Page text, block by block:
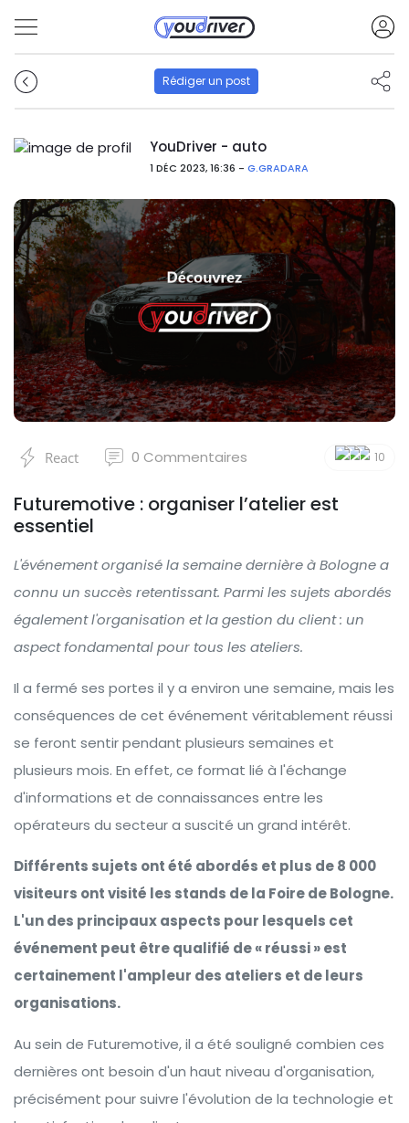
Rédiger un post
YouDriver - auto
1 DÉC 2023, 16:36 - G.GRADARA
React 0 Commentaires 10
Futuremotive : organiser l’atelier est
essentiel
L'événement organisé la semaine dernière à Bologne a
connu un succès retentissant. Parmi les sujets abordés
également l'organisation et la gestion du client : un
aspect fondamental pour tous les ateliers.
Il a fermé ses portes il y a environ une semaine, mais les
conséquences de cet événement véritablement réussi
se feront sentir pendant plusieurs semaines et
plusieurs mois. En effet, ce format lié à l'échange
d'informations et de connaissances entre les
opérateurs du secteur a suscité un grand intérêt.
Différents sujets ont été abordés et plus de 8 000
visiteurs ont visité les stands de la Foire de Bologne.
L'un des principaux aspects pour lesquels cet
événement peut être qualifié de « réussi » est
certainement l'ampleur des ateliers et de leurs
organisations.
Au sein de Futuremotive, il a été souligné combien ces
dernières ont besoin d'un haut niveau d'organisation,
précisément pour suivre l'évolution de la technologie et